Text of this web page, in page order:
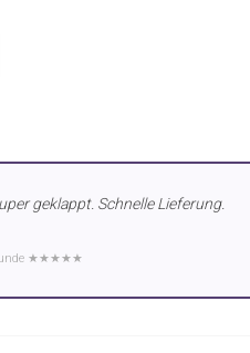
geklappt. Schnelle Lieferung.
★★★★★